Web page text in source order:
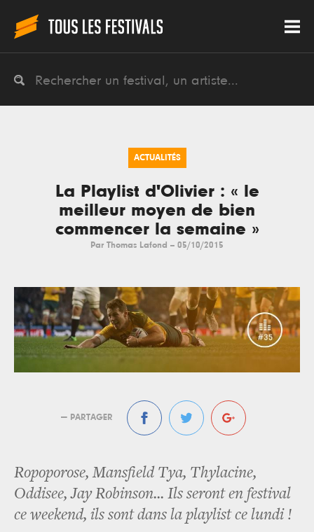
ACTUALITÉS
La Playlist d'Olivier : « le
meilleur moyen de bien
commencer la semaine »
Par Thomas Lafond -- 05/10/2015
— PARTAGER
Ropoporose, Mansfield Tya, Thylacine,
Oddisee, Jay Robinson... Ils seront en festival
ce weekend, ils sont dans la playlist ce lundi !